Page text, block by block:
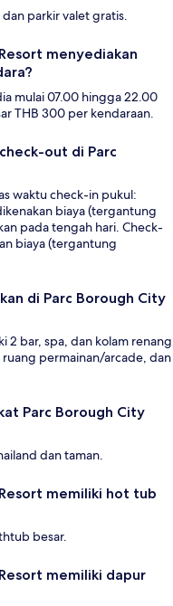
parkir valet gratis.
menyediakan
mulai 07.00 hingga 22.00
THB 300 per kendaraan.
out di Parc
waktu check-in pukul:
biaya (tergantung
pada tengah hari. Check-
biaya (tergantung
di Parc Borough City
2 bar, spa, dan kolam renang
permainan/arcade, dan
Parc Borough City
dan taman.
memiliki hot tub
besar.
memiliki dapur